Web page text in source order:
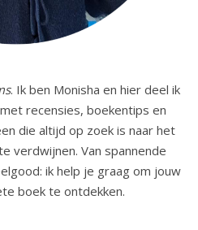
. Ik ben Monisha en hier deel ik
recensies, boekentips en
die altijd op zoek is naar het
verdwijnen. Van spannende
ik help je graag om jouw
boek te ontdekken.